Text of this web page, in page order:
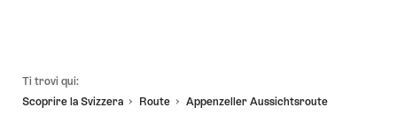
Ti trovi qui:
Scoprire la Svizzera
Route Appenzeller Aussichtsroute